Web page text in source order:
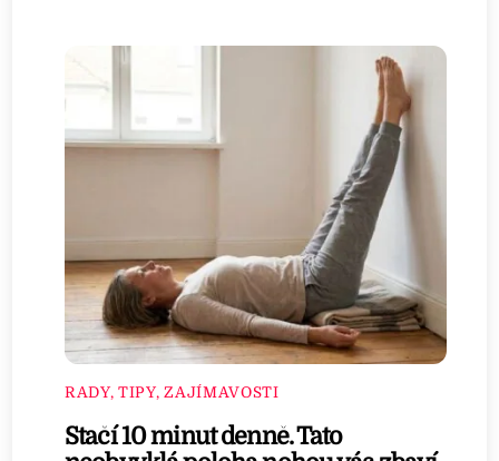
RADY, TIPY, ZAJÍMAVOSTI
Stačí 10 minut denně. Tato